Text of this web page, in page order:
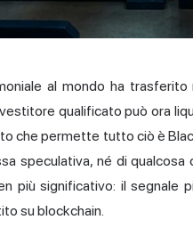
al mondo ha
qualificato può ora
che permette tutto ciò è
speculativa, né di
più significativo: il
su blockchain.